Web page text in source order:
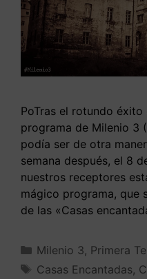
PoTras el rotundo
programa de Milenio 3
podía ser de otra
semana después, el 8
nuestros receptores
mágico programa, que
de las «Casas
Milenio 3, Primera
Casas Encantadas,